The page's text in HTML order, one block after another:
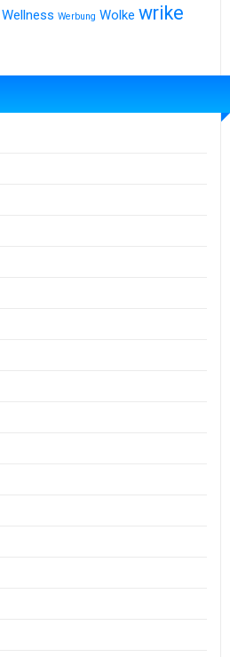
Wellness Werbung Wolke wrike